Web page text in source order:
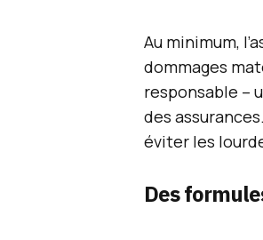
Au minimum,
dommages
responsable –
des
éviter les
Des